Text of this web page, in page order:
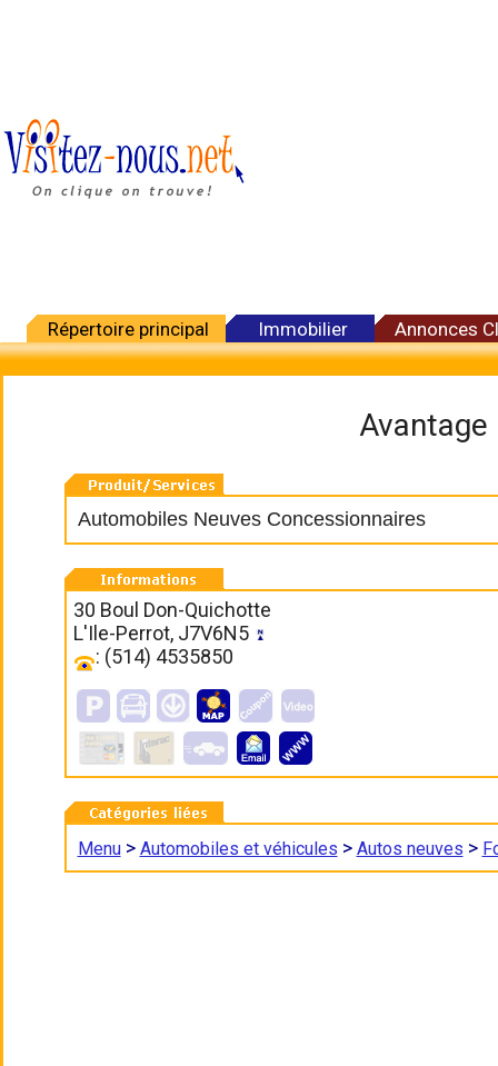
Répertoire principal Immobilier Annonces
Avantage
Automobiles Neuves Concessionnaires
30 Boul Don-Quichotte
L'Ile-Perrot, J7V6N5
: (514) 4535850
Menu> Automobiles et véhicules > Autos neuves >